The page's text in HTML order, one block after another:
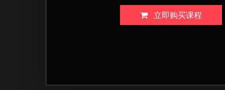
立即购买课程